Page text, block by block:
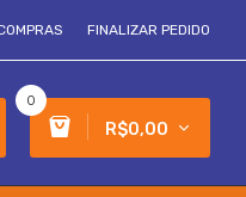
FINALIZAR PEDIDO
0
R$0,00